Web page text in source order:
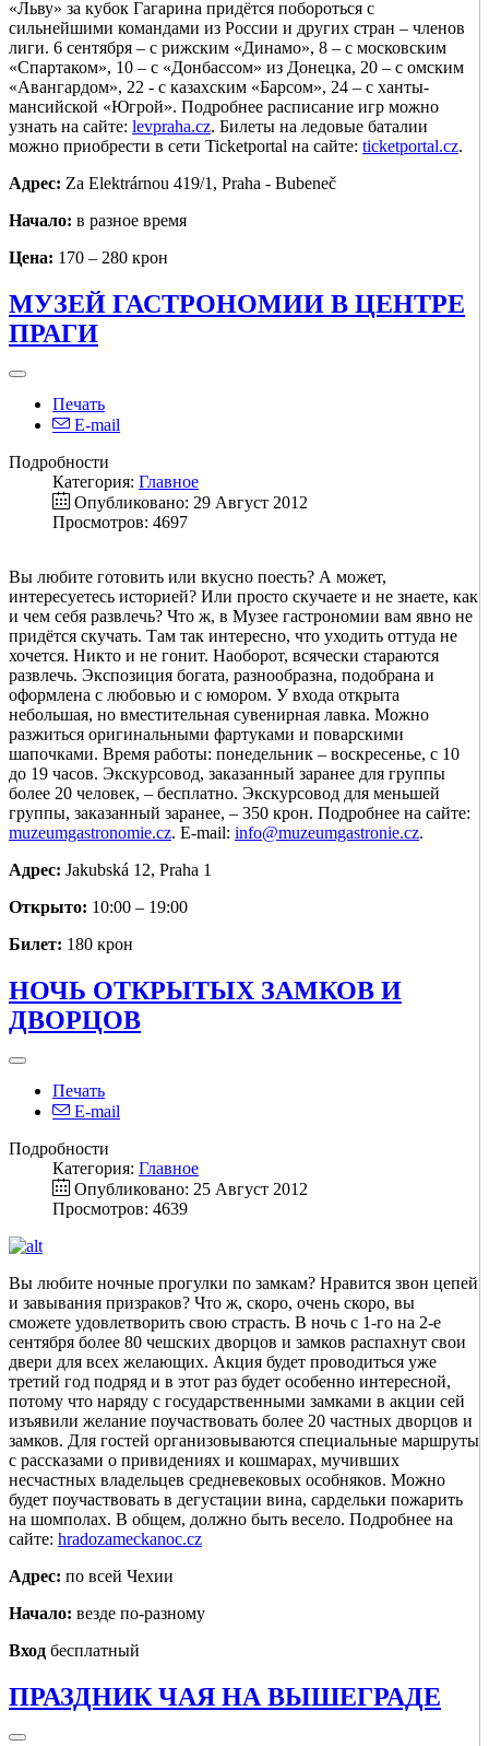
«Льву» за кубок Гагарина придётся побороться с
сильнейшими командами из России и других стран – членов
лиги. 6 сентября – с рижским «Динамо», 8 – с московским
«Спартаком», 10 – с «Донбассом» из Донецка, 20 – с омским
«Авангардом», 22 - с казахским «Барсом», 24 – с ханты-
мансийской «Югрой». Подробнее расписание игр можно
узнать на сайте: levpraha.cz. Билеты на ледовые баталии
можно приобрести в сети Ticketportal на сайте: ticketportal.cz.
Адрес: Za Elektrárnou 419/1, Praha - Bubeneč
Начало: в разное время
Цена: 170 – 280 крон
МУЗЕЙ ГАСТРОНОМИИ В ЦЕНТРЕ
ПРАГИ
Печать
E-mail
Подробности
Категория: Главное
Опубликовано: 29 Август 2012
Просмотров: 4697
Вы любите готовить или вкусно поесть? А может,
интересуетесь историей? Или просто скучаете и не знаете, как
и чем себя развлечь? Что ж, в Музее гастрономии вам явно не
придётся скучать. Там так интересно, что уходить оттуда не
хочется. Никто и не гонит. Наоборот, всячески стараются
развлечь. Экспозиция богата, разнообразна, подобрана и
оформлена с любовью и с юмором. У входа открыта
небольшая, но вместительная сувенирная лавка. Можно
разжиться оригинальными фартуками и поварскими
шапочками. Время работы: понедельник – воскресенье, с 10
до 19 часов. Экскурсовод, заказанный заранее для группы
более 20 человек, – бесплатно. Экскурсовод для меньшей
группы, заказанный заранее, – 350 крон. Подробнее на сайте:
muzeumgastronomie.cz. Е-mail: info@muzeumgastronie.cz.
Адрес: Jakubská 12, Praha 1
Открыто: 10:00 – 19:00
Билет: 180 крон
НОЧЬ ОТКРЫТЫХ ЗАМКОВ И
ДВОРЦОВ
Печать
E-mail
Подробности
Категория: Главное
Опубликовано: 25 Август 2012
Просмотров: 4639
Вы любите ночные прогулки по замкам? Нравится звон цепей
и завывания призраков? Что ж, скоро, очень скоро, вы
сможете удовлетворить свою страсть. В ночь с 1-го на 2-е
сентября более 80 чешских дворцов и замков распахнут свои
двери для всех желающих. Акция будет проводиться уже
третий год подряд и в этот раз будет особенно интересной,
потому что наряду с государственными замками в акции сей
изъявили желание поучаствовать более 20 частных дворцов и
замков. Для гостей организовываются специальные маршруты
с рассказами о привидениях и кошмарах, мучивших
несчастных владельцев средневековых особняков. Можно
будет поучаствовать в дегустации вина, сардельки пожарить
на шомполах. В общем, должно быть весело. Подробнее на
сайте: hradozameckanoc.cz
Адрес: по всей Чехии
Начало: везде по-разному
Вход бесплатный
ПРАЗДНИК ЧАЯ НА ВЫШЕГРАДЕ